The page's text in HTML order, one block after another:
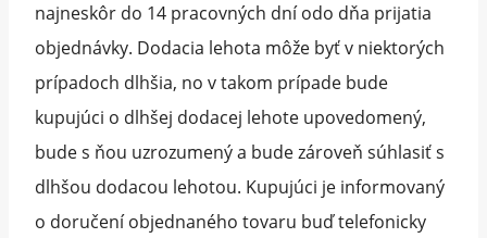
najneskôr do 14 pracovných dní odo dňa prijatia
objednávky. Dodacia lehota môže byť v niektorých
prípadoch dlhšia, no v takom prípade bude
kupujúci o dlhšej dodacej lehote upovedomený,
bude s ňou uzrozumený a bude zároveň súhlasiť s
dlhšou dodacou lehotou. Kupujúci je informovaný
o doručení objednaného tovaru buď telefonicky